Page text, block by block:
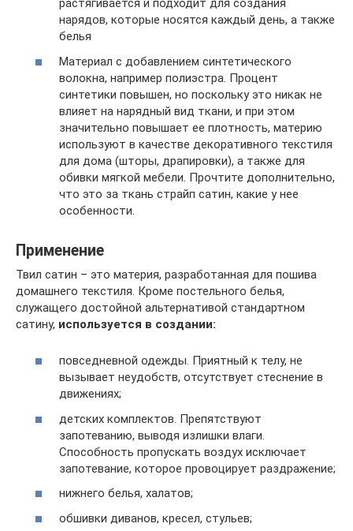
растягивается и подходит для создания
нарядов, которые носятся каждый день, а также
белья
Материал с добавлением синтетического
волокна, например полиэстра. Процент
синтетики повышен, но поскольку это никак не
влияет на нарядный вид ткани, и при этом
значительно повышает ее плотность, материю
используют в качестве декоративного текстиля
для дома (шторы, драпировки), а также для
обивки мягкой мебели. Прочтите дополнительно,
что это за ткань страйп сатин, какие у нее
особенности.
Применение
Твил сатин – это материя, разработанная для пошива
домашнего текстиля. Кроме постельного белья,
служащего достойной альтернативой стандартном
сатину, используется в создании:
повседневной одежды. Приятный к телу, не
вызывает неудобств, отсутствует стеснение в
движениях;
детских комплектов. Препятствуют
запотеванию, выводя излишки влаги.
Способность пропускать воздух исключает
запотевание, которое провоцирует раздражение;
нижнего белья, халатов;
обшивки диванов, кресел, стульев;